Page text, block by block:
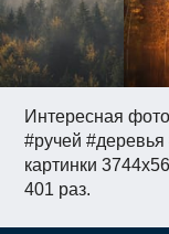
Интересная
#ручей
картинки
401 раз.